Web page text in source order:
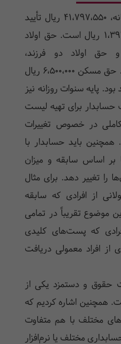
در سال 1401، حداقل حقوق ماهیانه، 41،797،550 ریال تأیید
شد. حداقل مزد روزانه نیز 1،393،250 ریال است. حق اولاد
ریال و حق اولاد دو فرزند،
8،359،500ریال تعیین شده است. حق مسکن 6،500،000 ریال
ریال خواهد بود. پایه سنوات روزانه نیز
حسابدار برای تهیه لیست
در خصوص تغییرات
باید حسابدار با
اساس سابقه و میزان
را تغییر دهد. برای مثال
از افرادی که سابقه
موضوع تقریباً در تمامی
که پست‌های کلیدی
از افراد معمولی دریافت
حقوق و دستمزد یکی از
همچنین اشاره کردیم که
مختلف با هم متفاوت
مختلف یا نرم‌افزار